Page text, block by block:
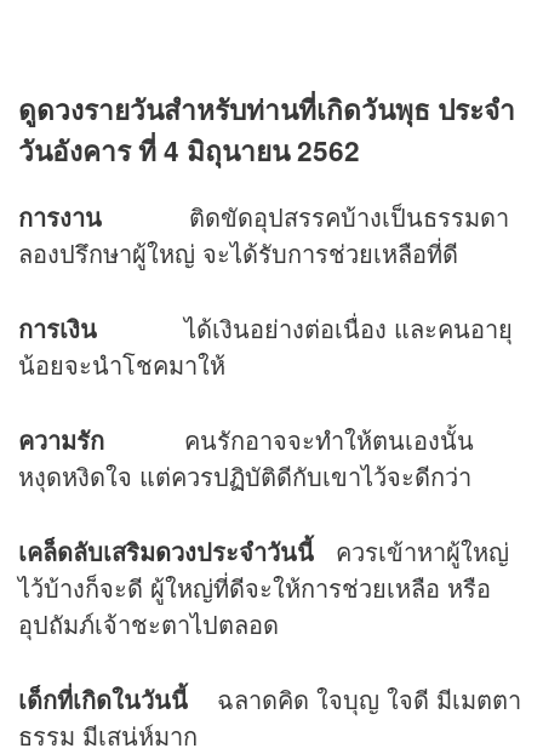
ดูดวงรายวันสำหรับท่านที่เกิดวันพุธ ประจำ
วันอังคาร ที่ 4 มิถุนายน 2562
การงาน ติดขัดอุปสรรคบ้างเป็นธรรมดา
ลองปรึกษาผู้ใหญ่ จะได้รับการช่วยเหลือที่ดี
การเงิน ได้เงินอย่างต่อเนื่อง และคนอายุ
น้อยจะนำโชคมาให้
ความรัก คนรักอาจจะทำให้ตนเองนั้น
หงุดหงิดใจ แต่ควรปฏิบัติดีกับเขาไว้จะดีกว่า
เคล็ดลับเสริมดวงประจำวันนี้ ควรเข้าหาผู้ใหญ่
ไว้บ้างก็จะดี ผู้ใหญ่ที่ดีจะให้การช่วยเหลือ หรือ
อุปถัมภ์เจ้าชะตาไปตลอด
เด็กที่เกิดในวันนี้ ฉลาดคิด ใจบุญ ใจดี มีเมตตา
ธรรม มีเสน่ห์มาก